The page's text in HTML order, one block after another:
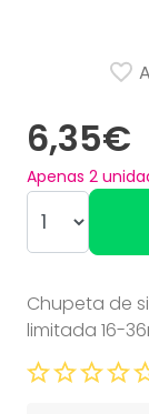
6,35€
Apenas 2
Chupeta de
limitada 16-